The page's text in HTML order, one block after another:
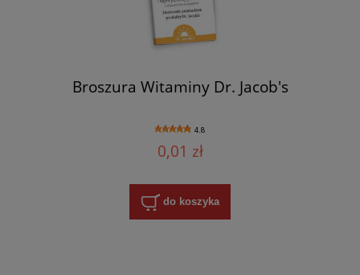
Broszura Witaminy Dr. Jacob's
4.8
0,01 zł
do koszyka